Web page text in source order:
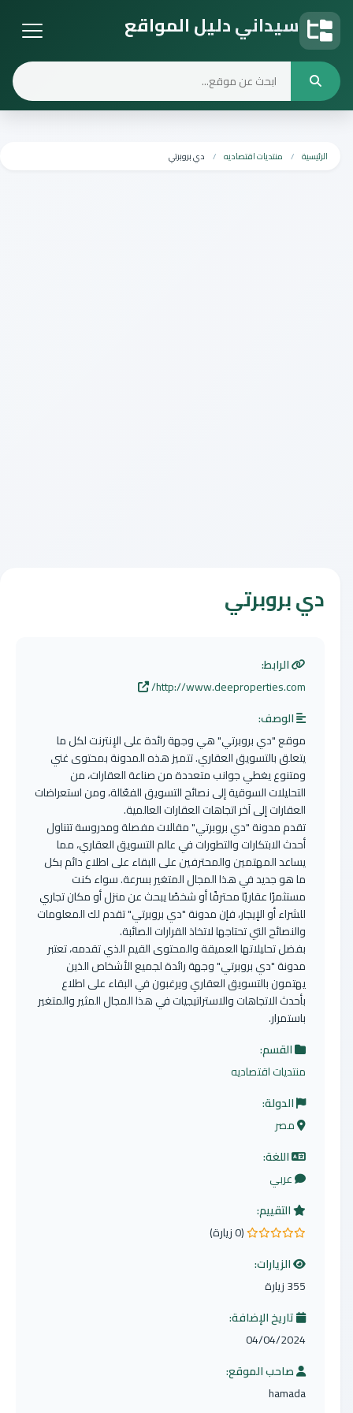
سيداني دليل المواقع
الرئيسية منتديات اقتصاديه دي بروبرتي
دي بروبرتي
الرابط:
http://www.deeproperties.com/
الوصف:
موقع "دي بروبرتي" هي وجهة رائدة على الإنترنت لكل ما
يتعلق بالتسويق العقاري. تتميز هذه المدونة بمحتوى غني
ومتنوع يغطي جوانب متعددة من صناعة العقارات، من
التحليلات السوقية إلى نصائح التسويق الفعّالة، ومن استعراضات
العقارات إلى آخر اتجاهات العقارات العالمية.
تقدم مدونة "دي بروبرتي" مقالات مفصلة ومدروسة تتناول
أحدث الابتكارات والتطورات في عالم التسويق العقاري، مما
يساعد المهتمين والمحترفين على البقاء على اطلاع دائم بكل
ما هو جديد في هذا المجال المتغير بسرعة. سواء كنت
مستثمرًا عقاريًا محترفًا أو شخصًا يبحث عن منزل أو مكان تجاري
للشراء أو الإيجار، فإن مدونة "دي بروبرتي" تقدم لك المعلومات
والنصائح التي تحتاجها لاتخاذ القرارات الصائبة.
بفضل تحليلاتها العميقة والمحتوى القيم الذي تقدمه، تعتبر
مدونة "دي بروبرتي" وجهة رائدة لجميع الأشخاص الذين
يهتمون بالتسويق العقاري ويرغبون في البقاء على اطلاع
بأحدث الاتجاهات والاستراتيجيات في هذا المجال المثير والمتغير
باستمرار.
القسم:
منتديات اقتصاديه
الدولة:
مصر
اللغة:
عربي
التقييم:
0.0 من 5 نجوم
(0 زيارة)
الزيارات:
355 زيارة
تاريخ الإضافة:
04/04/2024
صاحب الموقع:
hamada